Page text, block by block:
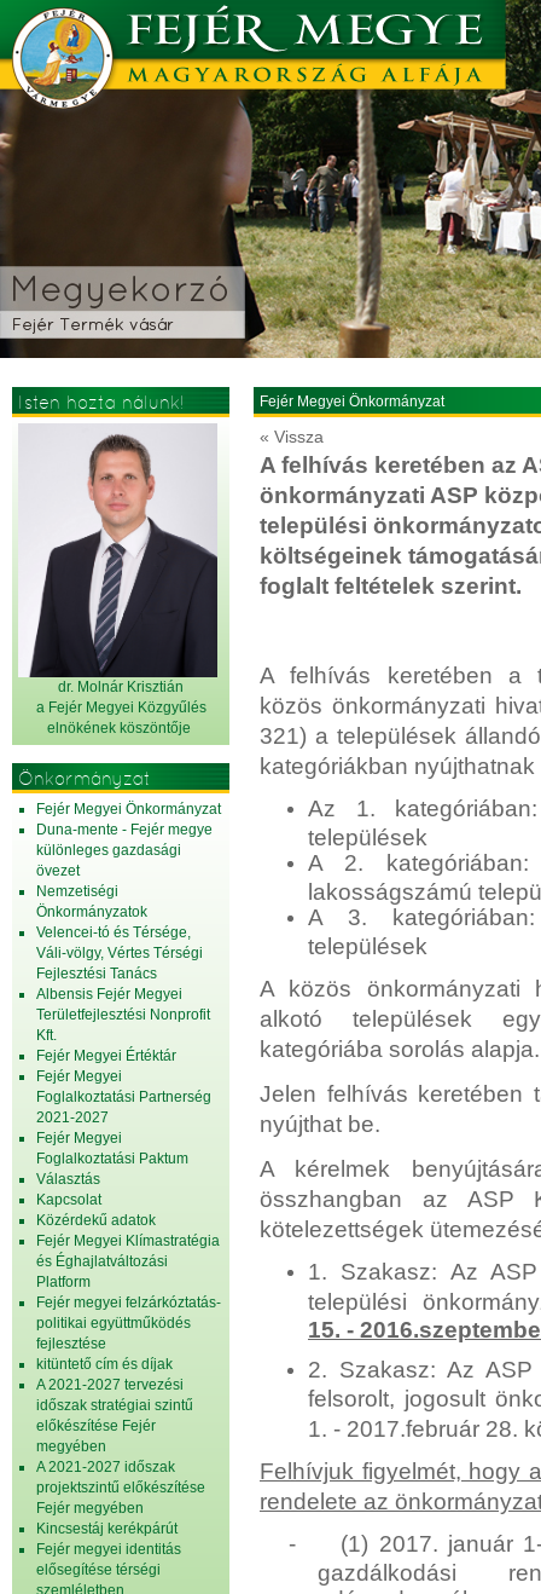
Isten hozta nálunk!
dr. Molnár Krisztián
a Fejér Megyei Közgyűlés
elnökének köszöntője
Önkormányzat
Fejér Megyei Önkormányzat
Duna-mente - Fejér megye
különleges gazdasági
övezet
Nemzetiségi
Önkormányzatok
Velencei-tó és Térsége,
Váli-völgy, Vértes Térségi
Fejlesztési Tanács
Albensis Fejér Megyei
Területfejlesztési Nonprofit
Kft.
Fejér Megyei Értéktár
Fejér Megyei
Foglalkoztatási Partnerség
2021-2027
Fejér Megyei
Foglalkoztatási Paktum
Választás
Kapcsolat
Közérdekű adatok
Fejér Megyei Klímastratégia
és Éghajlatváltozási
Platform
Fejér megyei felzárkóztatás-
politikai együttműködés
fejlesztése
kitüntető cím és díjak
A 2021-2027 tervezési
időszak stratégiai szintű
előkészítése Fejér
megyében
A 2021-2027 időszak
projektszintű előkészítése
Fejér megyében
Kincsestáj kerékpárút
Fejér megyei identitás
elősegítése térségi
szemléletben
Fejér Megyei Önkormányzat
« Vissza
A felhívás keretében az
önkormányzati ASP
települési
költségeinek
foglalt feltételek szerint.
A felhívás keretében a
közös önkormányzati
321) a települések
kategóriákban
Az 1.
települések
A 2.
lakosságszámú
A 3.
települések
A közös önkormányzati
alkotó települések
kategóriába sorolás alapja.
Jelen felhívás keretében
nyújthat be.
A kérelmek
összhangban az ASP
kötelezettségek
1. Szakasz: Az
települési
15. -
2. Szakasz: Az
felsorolt, jogosult
1. - 2017.február 28.
Felhívjuk figyelmét, hogy
rendelete az
-
(1) 2017. január
gazdálkodási